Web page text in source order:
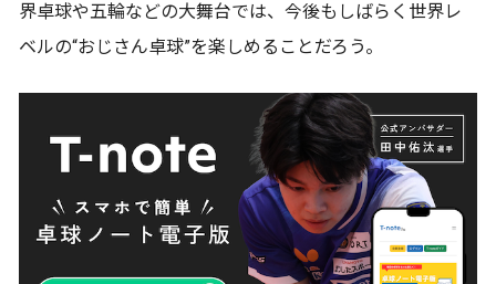
界卓球や五輪などの大舞台では、今後もしばらく世界レ
ベルの“おじさん卓球”を楽しめることだろう。